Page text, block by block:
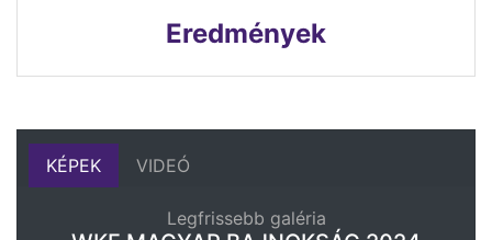
Eredmények
KÉPEK VIDEÓ
Legfrissebb galéria